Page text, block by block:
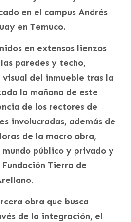
en el campus Andrés
en Temuco.
en extensos lienzos
paredes y techo,
visual del inmueble tras la
la mañana de este
de los rectores de
involucradas, además de
de la macro obra,
público y privado y
Tierra de
obra que busca
de la integración, el